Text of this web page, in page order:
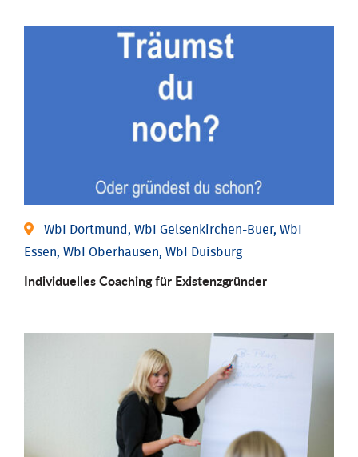
WbI Dortmund, WbI Gelsenkirchen-Buer, WbI
Essen, WbI Oberhausen, WbI Duisburg
Individu­elles Coaching für Existenz­gründer